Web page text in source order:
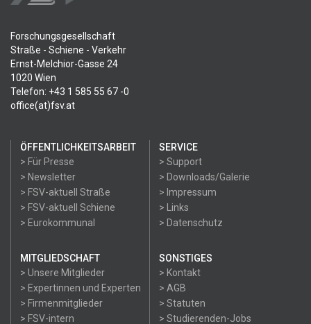
Forschungsgesellschaft
Straße - Schiene - Verkehr
Ernst-Melchior-Gasse 24
1020 Wien
Telefon: +43 1 585 55 67 -0
office(at)fsv.at
ÖFFENTLICHKEITSARBEIT
> Für Presse
> Newsletter
> FSV-aktuell Straße
> FSV-aktuell Schiene
> Eurokommunal
SERVICE
> Support
> Downloads/Galerie
> Impressum
> Links
> Datenschutz
MITGLIEDSCHAFT
> Unsere Mitglieder
> Expertinnen und Experten
> Firmenmitglieder
> FSV-intern
SONSTIGES
> Kontakt
> AGB
> Statuten
> Studierenden-Jobs